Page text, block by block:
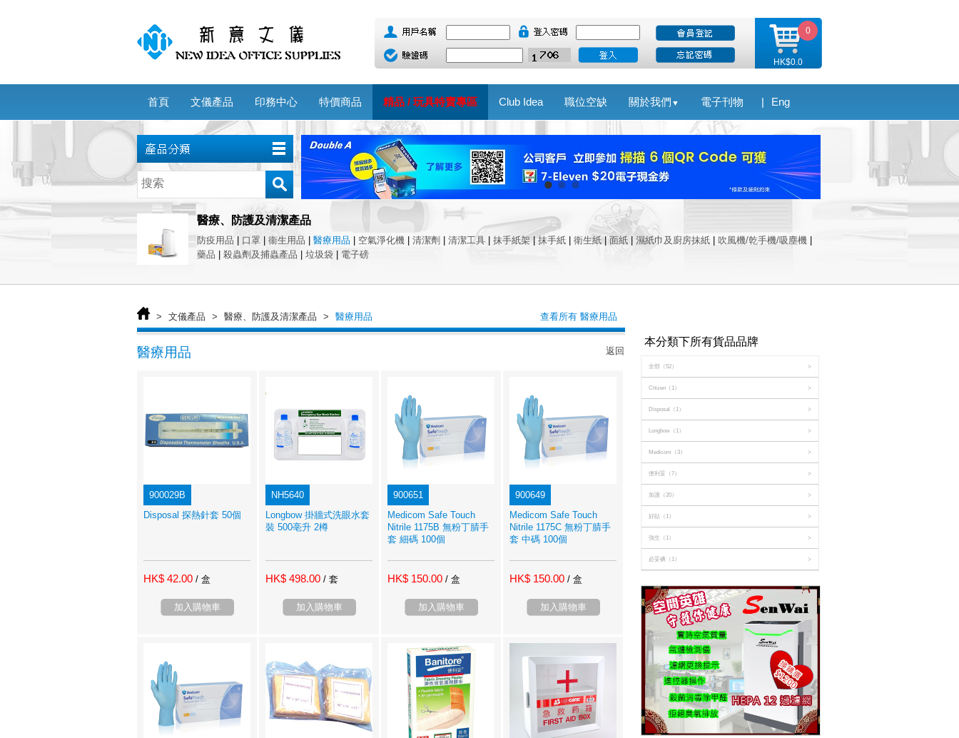
HK$0.0
0
首頁 文儀產品 印務中心 特價商品 精品 / 玩具特賣專區 Club Idea 職位空缺 關於我們 ▼ 電子刊物 Eng
醫療、防護及清潔產品
防疫用品 口罩 衞生用品 醫療用品 空氣淨化機 清潔劑 清潔工具 抹手紙架 抹手紙 衛生紙 面紙 濕紙巾及廚房抹紙 吹風機/乾手機/吸塵機
藥品
殺蟲劑及捕蟲產品 垃圾袋 電子磅
> 文儀產品 > 醫療、防護及清潔產品 > 醫療用品 查看所有 醫療用品
返回
醫療用品
900029B
Disposal 探熱針套 50個
HK$ 42.00 / 盒
加入購物車
NH5640
Longbow 掛牆式洗眼水套
裝 500亳升 2樽
HK$ 498.00 / 套
加入購物車
900651
Medicom Safe Touch
Nitrile 1175B 無粉丁腈手
套 細碼 100個
HK$ 150.00 / 盒
加入購物車
900649
Medicom Safe Touch
Nitrile 1175C 無粉丁腈手
套 中碼 100個
HK$ 150.00 / 盒
加入購物車
本分類下所有貨品品牌
全部 （52） >
Citizen （1） >
Disposal （1） >
Longbow （1） >
Medicom （3） >
便利妥 （7） >
加護 （20） >
好貼 （1） >
強生 （1） >
必妥碘 （1） >
撤隆適（1）
日本好貼（1）
（1） >
其它（12） >